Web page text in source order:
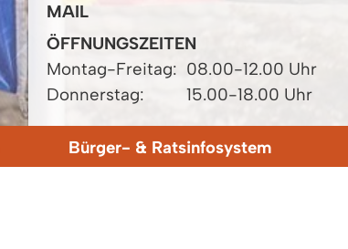
MAIL
ÖFFNUNGSZEITEN
Montag-Freitag: 08.00-12.00 Uhr
Donnerstag:
15.00-18.00 Uhr
Bürger- & Ratsinfosystem